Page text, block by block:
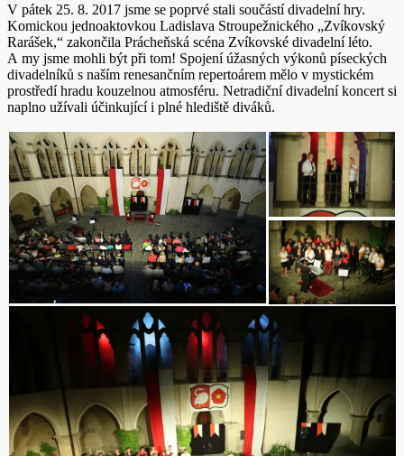
V pátek 25. 8. 2017 jsme se poprvé stali součástí divadelní hry.
Komickou jednoaktovkou Ladislava Stroupežnického „Zvíkovský
Rarášek,“ zakončila Prácheňská scéna Zvíkovské divadelní léto.
A my jsme mohli být při tom! Spojení úžasných výkonů píseckých
divadelníků s naším renesančním repertoárem mělo v mystickém
prostředí hradu kouzelnou atmosféru. Netradiční divadelní koncert si
naplno užívali účinkující i plné hlediště diváků.